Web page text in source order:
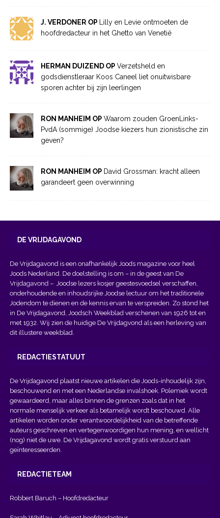
J. VERDONER OP
Lilly en Levie ontmoeten de
hoofdredacteur in het Ghetto van Venetië
HERMAN DUIZEND OP Verzetsheld en
godsdienstleraar Koos Caneel liet onuitwisbare
sporen achter bij zijn leerlingen
RON MANHEIM OP Waarom zouden GroenLinks-
PvdA (sommige) Joodse kiezers hun zionistische zin
geven?
RON MANHEIM OP David Grossman: kracht alleen
garandeert geen overwinning
DE VRIJDAGAVOND
De Vrijdagavond is een onafhankelijk Joods magazine voor heel
Joods Nederland. De doelstelling is om – in de geest van De
Vrijdagavond – Joodse lezers kosjer geestesvoedsel verschaffen,
onderhoudende en inhoudsrijke Joodse lectuur om het traditionele
Jodendom te dienen en de kennis ervan te verspreiden. Zo stond het
in De Vrijdagavond, Joodsch Weekblad verschenen van 1926 tot en
met 1932. Wij zien de huidige De Vrijdagvond als een herleving van
dit illustere weekblad.
REDACTIESTATUUT
De Vrijdagavond plaatst nieuwe artikelen die Joods-inhoudelijk zijn,
beschouwend en met een Nederlandse invalshoek. Polemiek wordt
gewaardeerd, maar alles binnen de grenzen zoals dat in het
normale menselijk verkeer als betamelijk wordt beschouwd. Alle
artikelen worden onder verantwoordelijkheid van de betreffende
auteurs geschreven en vertegenwoordigen hun mening, en wellicht
(nog) niet de uwe. De Vrijdagavond wordt gratis verstuurd aan
geïnteresseerden.
REDACTIETEAM
Robbert Baruch – Hoofdredacteur